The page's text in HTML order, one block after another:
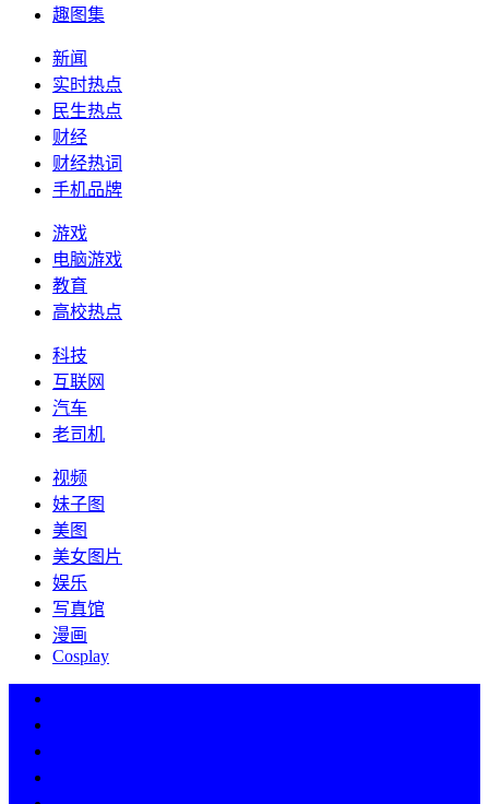
趣图集
新闻
实时热点
民生热点
财经
财经热词
手机品牌
游戏
电脑游戏
教育
高校热点
科技
互联网
汽车
老司机
视频
妹子图
美图
美女图片
娱乐
写真馆
漫画
Cosplay